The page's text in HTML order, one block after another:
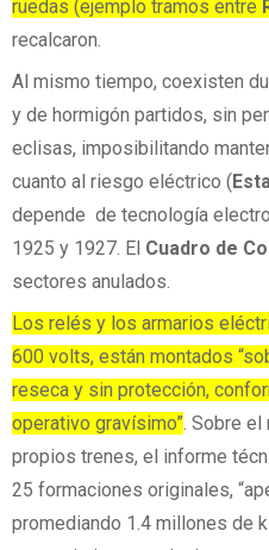
ruedas (ejemplo tramos entre
recalcaron.
Al mismo tiempo, coexisten
y de hormigón partidos, sin
eclisas, imposibilitando
cuanto al riesgo eléctrico (
depende de tecnología
1925 y 1927. El Cuadro de
sectores anulados.
Los relés y los armarios
600 volts, están montados
reseca y sin protección,
operativo gravísimo”. Sobre el
propios trenes, el informe
25 formaciones originales,
promediando 1.4 millones de